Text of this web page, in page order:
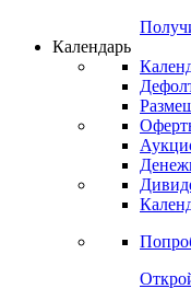
Календарь